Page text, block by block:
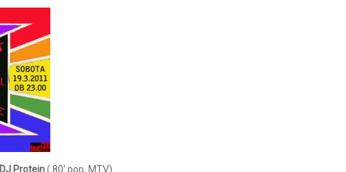
DJ Protein( 80′ pop, MTV).